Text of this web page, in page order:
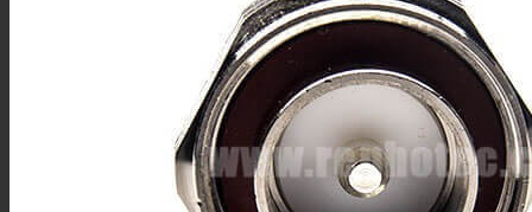
Mini UHF连接器